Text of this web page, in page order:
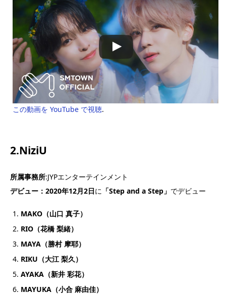
この動画を YouTube で視聴.
2.NiziU
所属事務所:JYPエンターテインメント
デビュー：2020年12月2日に 「Step and a Step」 でデビュー
MAKO（山口 真子）
RIO（花橋 梨緒）
MAYA（勝村 摩耶）
RIKU（大江 梨久）
AYAKA（新井 彩花）
MAYUKA（小合 麻由佳）